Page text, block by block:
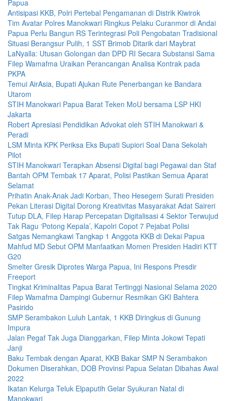
Papua
Antisipasi KKB, Polri Pertebal Pengamanan di Distrik Kiwirok
Tim Avatar Polres Manokwari Ringkus Pelaku Curanmor di Andai
Papua Perlu Bangun RS Terintegrasi Poli Pengobatan Tradisional
Situasi Berangsur Pulih, 1 SST Brimob Ditarik dari Maybrat
LaNyalla: Utusan Golongan dan DPD RI Secara Substansi Sama
Filep Wamafma Uraikan Perancangan Analisa Kontrak pada
PKPA
Temui AirAsia, Bupati Ajukan Rute Penerbangan ke Bandara
Utarom
STIH Manokwari Papua Barat Teken MoU bersama LSP HKI
Jakarta
Robert Apresiasi Pendidikan Advokat oleh STIH Manokwari &
Peradi
LSM Minta KPK Periksa Eks Bupati Supiori Soal Dana Sekolah
Pilot
STIH Manokwari Terapkan Absensi Digital bagi Pegawai dan Staf
Bantah OPM Tembak 17 Aparat, Polisi Pastikan Semua Aparat
Selamat
Prihatin Anak-Anak Jadi Korban, Theo Hesegem Surati Presiden
Pekan Literasi Digital Dorong Kreativitas Masyarakat Adat Saireri
Tutup DLA, Filep Harap Percepatan Digitalisasi 4 Sektor Terwujud
Tak Ragu ‘Potong Kepala’, Kapolri Copot 7 Pejabat Polisi
Satgas Nemangkawi Tangkap 1 Anggota KKB di Dekai Papua
Mahfud MD Sebut OPM Manfaatkan Momen Presiden Hadiri KTT
G20
Smelter Gresik Diprotes Warga Papua, Ini Respons Presdir
Freeport
Tingkat Kriminalitas Papua Barat Tertinggi Nasional Selama 2020
Filep Wamafma Dampingi Gubernur Resmikan GKI Bahtera
Pasirido
SMP Serambakon Luluh Lantak, 1 KKB Diringkus di Gunung
Impura
Jalan Pegaf Tak Juga Dianggarkan, Filep Minta Jokowi Tepati
Janji
Baku Tembak dengan Aparat, KKB Bakar SMP N Serambakon
Dokumen Diserahkan, DOB Provinsi Papua Selatan Dibahas Awal
2022
Ikatan Kelurga Teluk Elpaputih Gelar Syukuran Natal di
Manokwari